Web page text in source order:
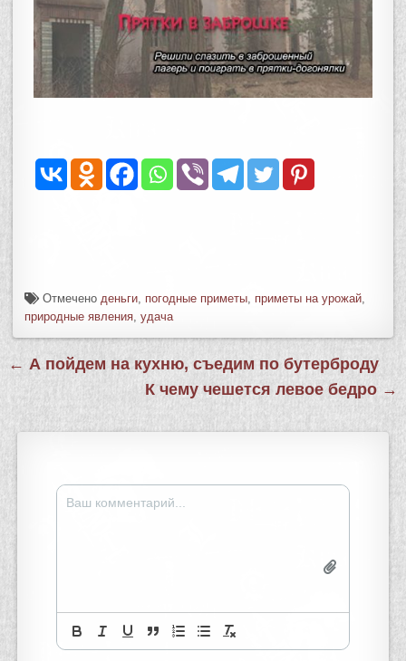
Отмечено деньги погодные приметы приметы на урожай
природные явления ,удача
← А пойдем на кухню, съедим по бутерброду
К чему чешется левое бедро →